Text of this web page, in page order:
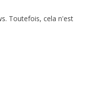
Toutefois, cela n'est